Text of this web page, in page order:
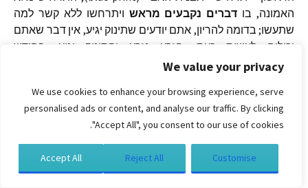
We value your privacy
We use cookies to enhance your browsing experience, serve
personalised ads or content, and analyse our traffic. By clicking
"Accept All", you consent to our use of cookies.
Customise
Reject All
Accept All
האמונה, בו דברים נקבעים מראש ויתרחשו ללא קשר למה
שתעשו; בדומה להריון, אתם יודעים שתינוק יגיע, אין דבר שאתם
יכולים
לעשות כעת הזרע נזרע והתינוק יגיע
בחודש
הרביעי–חמישי של ההיריון כבר
הזרעים נזרעו מזמן,מטרת הטרנספורמציה נקבעה על
הכוחות שהינםיותרבעליהשפעה ממהשאתםיודעים;לפיכך,יש
דברים שיתרחשו,וההתעלות היא אחד מהם–
אנרגטישיפרידאתהחיטהמהמוץ.
התרחישהשניקשורלרעיון״אתםקוצריםאתאשרזרעתם״.
מהווה את ההסכמה שלך לשימוש בהם.
לקבלת מידע נוסף, כולל מידע על השליטה בקובצי Cookies, ניתן לעיין בעמוד: